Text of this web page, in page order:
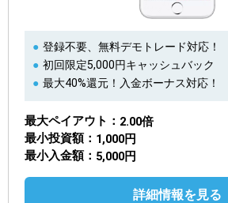
登録不要、無料デモトレード対応！
初回限定5,000円キャッシュバック
最大40%還元！入金ボーナス対応！
最大ペイアウト
2.00倍
最小投資額
1,000円
最小入金額
5,000円
詳細情報を見る